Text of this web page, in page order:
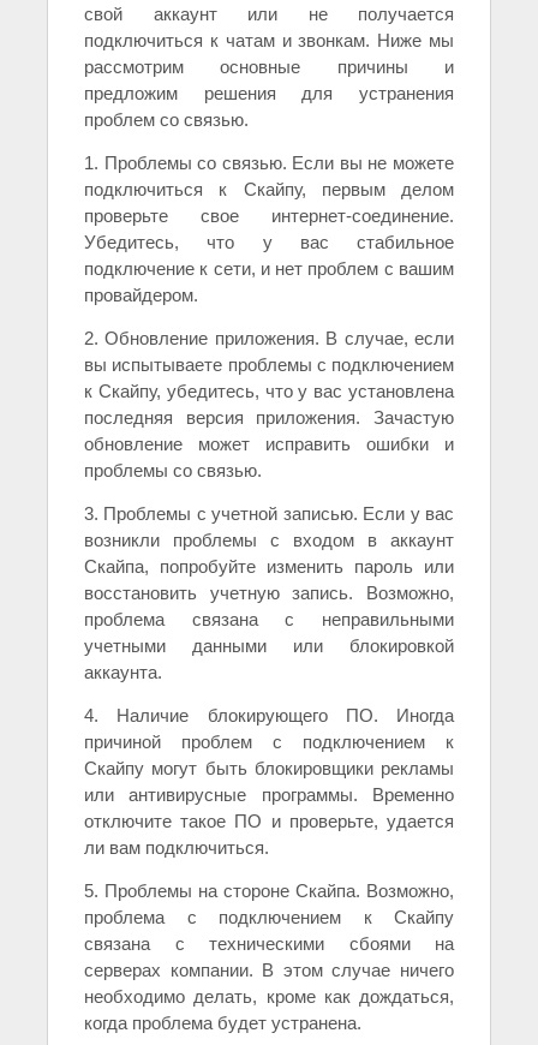
свой аккаунт или не получается
подключиться к чатам и звонкам. Ниже мы
рассмотрим основные причины и
предложим решения для устранения
проблем со связью.
1. Проблемы со связью. Если вы не можете
подключиться к Скайпу, первым делом
проверьте свое интернет-соединение.
Убедитесь, что у вас стабильное
подключение к сети, и нет проблем с вашим
провайдером.
2. Обновление приложения. В случае, если
вы испытываете проблемы с подключением
к Скайпу, убедитесь, что у вас установлена
последняя версия приложения. Зачастую
обновление может исправить ошибки и
проблемы со связью.
3. Проблемы с учетной записью. Если у вас
возникли проблемы с входом в аккаунт
Скайпа, попробуйте изменить пароль или
восстановить учетную запись. Возможно,
проблема связана с неправильными
учетными данными или блокировкой
аккаунта.
4. Наличие блокирующего ПО. Иногда
причиной проблем с подключением к
Скайпу могут быть блокировщики рекламы
или антивирусные программы. Временно
отключите такое ПО и проверьте, удается
ли вам подключиться.
5. Проблемы на стороне Скайпа. Возможно,
проблема с подключением к Скайпу
связана с техническими сбоями на
серверах компании. В этом случае ничего
необходимо делать, кроме как дождаться,
когда проблема будет устранена.